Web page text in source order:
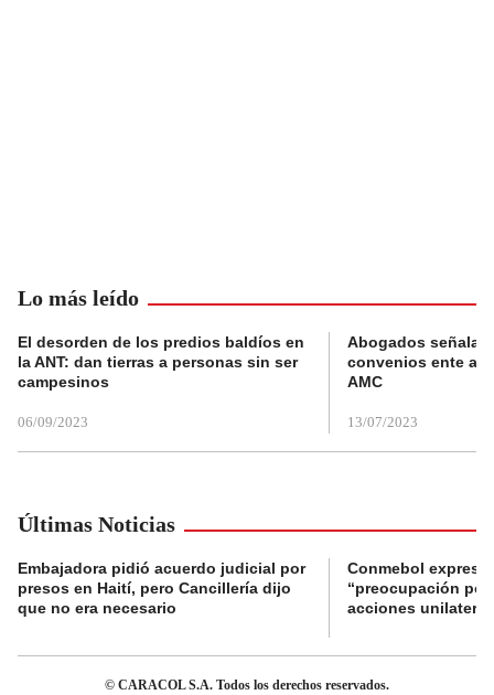
Lo más leído
El desorden de los predios baldíos en
la ANT: dan tierras a personas sin ser
campesinos
06/09/2023
Abogados
convenios ente
AMC
13/07/2023
Últimas Noticias
Embajadora pidió acuerdo judicial por
presos en Haití, pero Cancillería dijo
que no era necesario
Conmebol expresó
“preocupación
acciones
© CARACOL S.A. Todos los derechos reservados.